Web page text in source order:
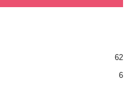
62
6